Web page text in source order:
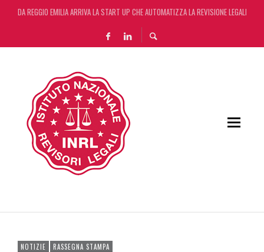
DA REGGIO EMILIA ARRIVA LA START UP CHE AUTOMATIZZA LA REVISIONE LEGALE
DA REGGIO EMILIA ARRIVA LA START UP CHE AUTOMATIZZA LA REVISIONE LEGALE
DECRETO OMNIBUS: CON IL CONCORDATO UNO ‘SCUDO’ FISCALE DI 4 ANNI
NOTIZIE RASSEGNA STAMPA